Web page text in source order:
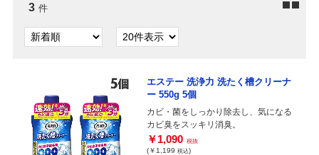
3 件
エステー 洗浄力 洗たく槽クリーナ
ー 550g 5個
カビ・菌をしっかり除去し、気になる
カビ臭をスッキリ消臭。
￥1,090 税抜
(￥1,199 税込)